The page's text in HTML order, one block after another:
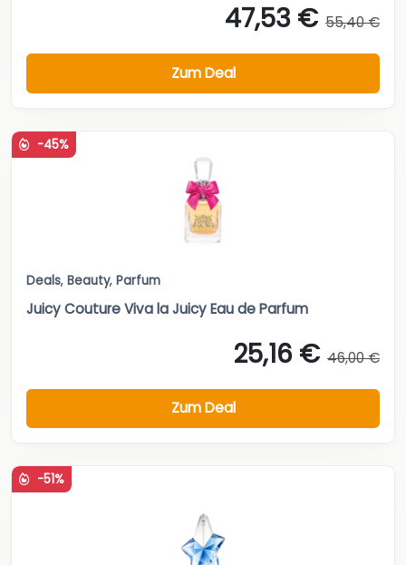
47,53 € 55,40 €
Zum Deal
-45%
Deals, Beauty, Parfum
Juicy Couture Viva la Juicy Eau de Parfum
25,16 € 46,00 €
Zum Deal
-51%